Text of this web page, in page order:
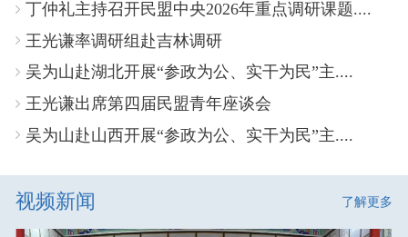
丁仲礼主持召开民盟中央2026年重点调研课题....
王光谦率调研组赴吉林调研
吴为山赴湖北开展“参政为公、实干为民”主....
王光谦出席第四届民盟青年座谈会
吴为山赴山西开展“参政为公、实干为民”主....
视频新闻 了解更多